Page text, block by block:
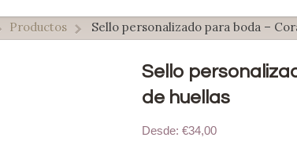
Productos > Sello personalizado para boda –
Sello
de huellas
Desde: €34,00